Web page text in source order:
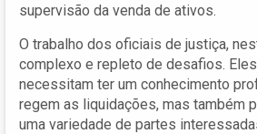
supervisão da venda de ativos.
O trabalho dos oficiais de justiça,
complexo e repleto de desafios.
necessitam ter um conhecimento
regem as liquidações, mas também
uma variedade de partes